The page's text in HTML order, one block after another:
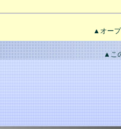
▲オー
▲こ